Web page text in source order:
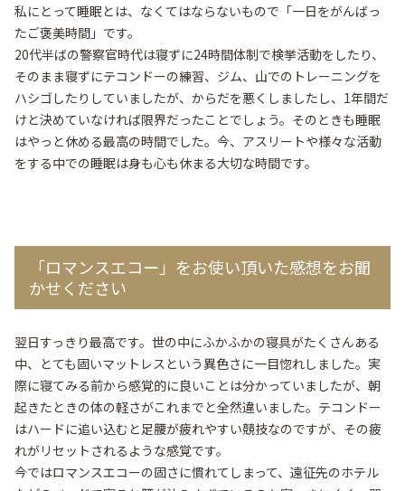
私にとって睡眠とは、なくてはならないもので「一日をがんばっ
たご褒美時間」です。
20代半ばの警察官時代は寝ずに24時間体制で検挙活動をしたり、
そのまま寝ずにテコンドーの練習、ジム、山でのトレーニングを
ハシゴしたりしていましたが、からだを悪くしましたし、1年間だ
けと決めていなければ限界だったことでしょう。そのときも睡眠
はやっと休める最高の時間でした。今、アスリートや様々な活動
をする中での睡眠は身も心も休まる大切な時間です。
「ロマンスエコー」をお使い頂いた感想をお聞
かせください
翌日すっきり最高です。世の中にふかふかの寝具がたくさんある
中、とても固いマットレスという異色さに一目惚れしました。実
際に寝てみる前から感覚的に良いことは分かっていましたが、朝
起きたときの体の軽さがこれまでと全然違いました。テコンドー
はハードに追い込むと足腰が疲れやすい競技なのですが、その疲
れがリセットされるような感覚です。
今ではロマンスエコーの固さに慣れてしまって、遠征先のホテル